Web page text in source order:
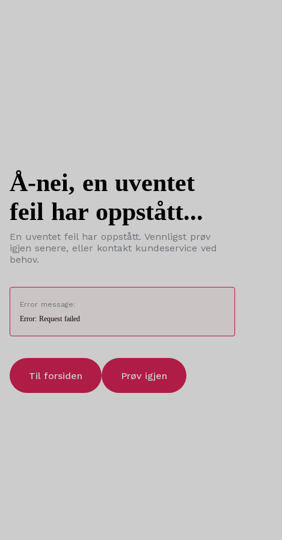
Å-nei, en uventet
feil har oppstått...
En uventet feil har oppstått. Vennligst prøv
igjen senere, eller kontakt kundeservice ved
behov.
Error message:
Error: Request failed
Til forsiden Prøv igjen